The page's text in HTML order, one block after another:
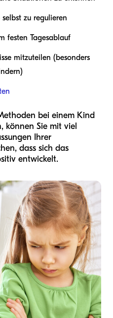
zu regulieren
festen Tagesablauf
mitzuteilen (besonders
bei einem Kind
können Sie mit viel
Ihrer
dass sich das
entwickelt.